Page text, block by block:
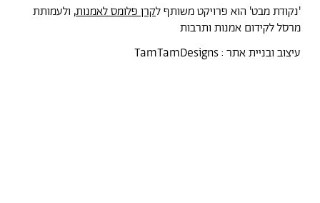
'נקודת מבט' הוא פרויקט משותף לקרן פלומס לאמנות, ולעמותת
מרסל לקידום אמנות ותרבות
עיצוב ובניית אתר :TamTamDesigns